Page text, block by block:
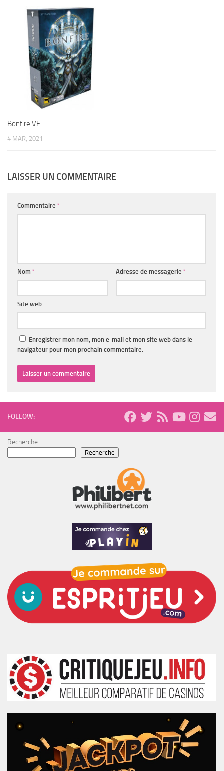
Bonfire VF
4 MAR, 2021
LAISSER UN COMMENTAIRE
Commentaire *
Nom * Adresse de messagerie *
Site web
Enregistrer mon nom, mon e-mail et mon site web dans le
navigateur pour mon prochain commentaire.
FOLLOW:
Recherche
Recherche